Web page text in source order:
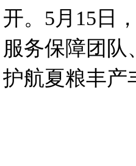
开。5月15日
服务保障团队
护航夏粮丰产